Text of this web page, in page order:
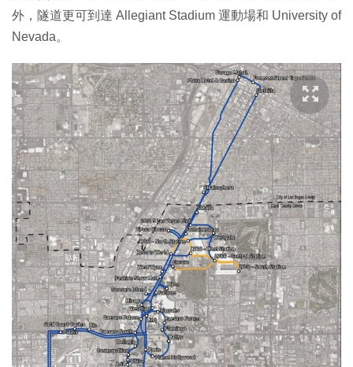
外，隧道更可到達 Allegiant Stadium 運動場和 University of
Nevada。